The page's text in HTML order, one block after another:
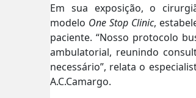
Em sua exposição, o
modelo One Stop Clinic,
paciente. “Nosso protocolo
ambulatorial, reunindo
necessário”, relata o
A.C.Camargo.